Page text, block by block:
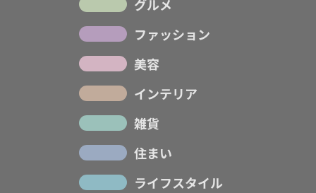
グルメ
ファッション
美容
インテリア
雑貨
住まい
ライフスタイル